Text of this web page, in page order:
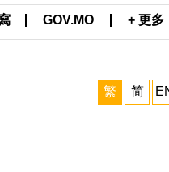
GOV.MO + 更多
繁 简